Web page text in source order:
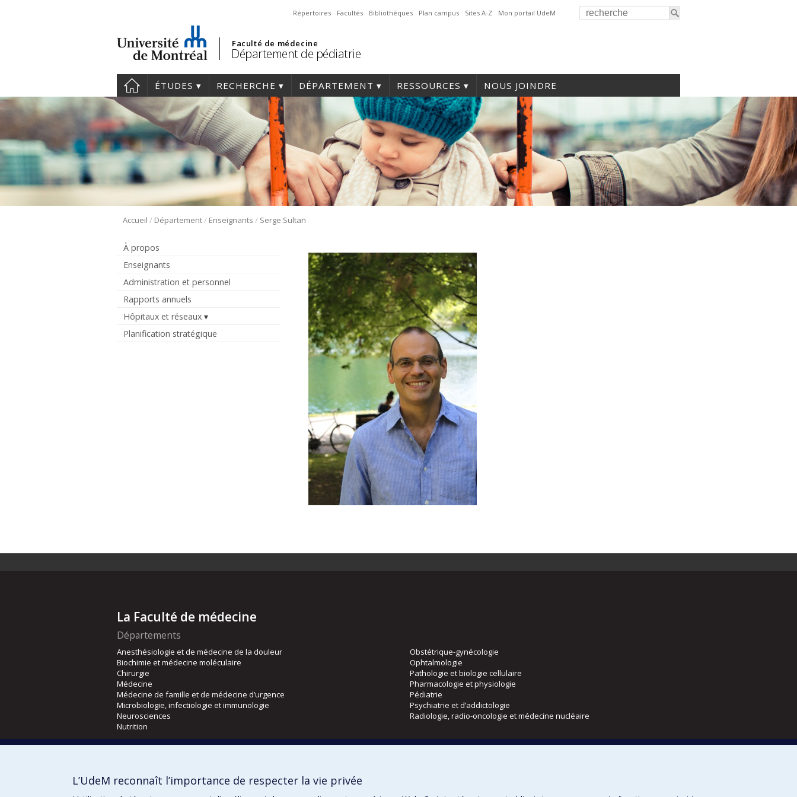
Répertoires Facultés Bibliothèques Plan campus Sites A-Z Mon portail UdeM
Faculté de médecine
Département de pédiatrie
ÉTUDES RECHERCHE DÉPARTEMENT RESSOURCES NOUS JOINDRE
Accueil / Département/ Enseignants / Serge Sultan
À propos
Enseignants
Administration et personnel
Rapports annuels
Hôpitaux et réseaux
Planification stratégique
La Faculté de médecine
Départements
Anesthésiologie et de médecine de la douleur
Biochimie et médecine moléculaire
Chirurgie
Médecine
Médecine de famille et de médecine d’urgence
Microbiologie, infectiologie et immunologie
Neurosciences
Nutrition
Obstétrique-gynécologie
Ophtalmologie
Pathologie et biologie cellulaire
Pharmacologie et physiologie
Pédiatrie
Psychiatrie et d’addictologie
Radiologie, radio-oncologie et médecine nucléaire
Orthophonie et audiologie
L’UdeM reconnaît l’importance de respecter la vie privée